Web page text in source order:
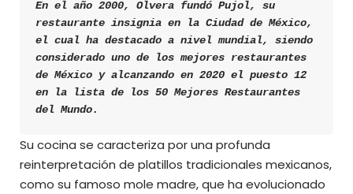
En el año 2000, Olvera fundó Pujol, su
restaurante insignia en la Ciudad de México,
el cual ha destacado a nivel mundial, siendo
considerado uno de los mejores restaurantes
de México y alcanzando en 2020 el puesto 12
en la lista de los 50 Mejores Restaurantes
del Mundo.
Su cocina se caracteriza por una profunda
reinterpretación de platillos tradicionales mexicanos,
como su famoso mole madre, que ha evolucionado